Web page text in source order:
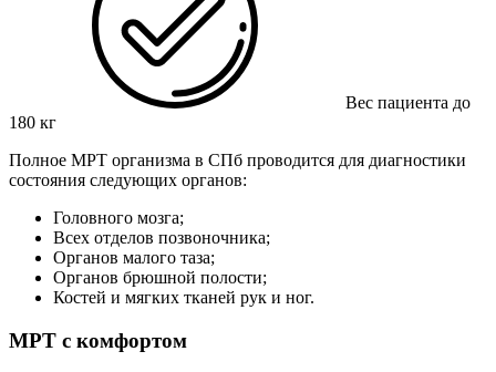
Вес пациента до
180 кг
Полное МРТ организма в СПб проводится для диагностики
состояния следующих органов:
Головного мозга;
Всех отделов позвоночника;
Органов малого таза;
Органов брюшной полости;
Костей и мягких тканей рук и ног.
МРТ с комфортом